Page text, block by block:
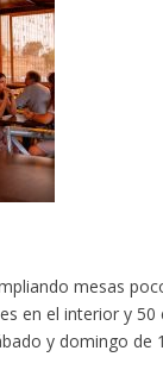
mesas
en el interior y
y domingo de